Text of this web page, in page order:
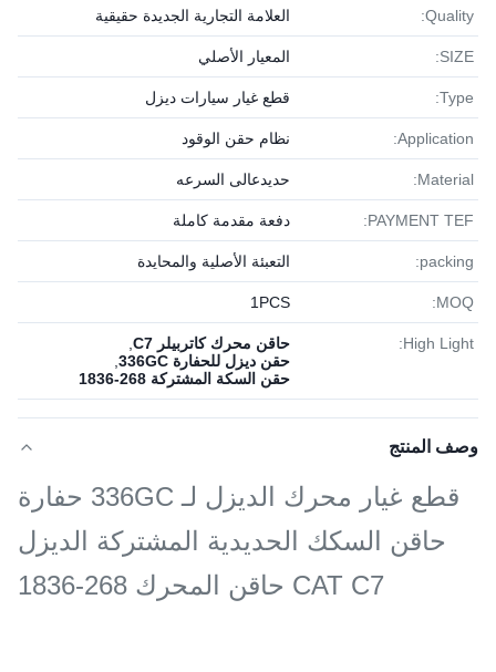
Quality: العلامة التجارية الجديدة حقيقية
SIZE: المعيار الأصلي
Type: قطع غيار سيارات ديزل
Application: نظام حقن الوقود
Material: حديدعالى السرعه
PAYMENT TEF: دفعة مقدمة كاملة
packing: التعبئة الأصلية والمحايدة
MOQ:
1PСS
High Light: حاقن محرك كاتربيلر C7
حقن ديزل للحفارة 336GC
حقن السكة المشتركة 268-1836
وصف المنتج
قطع غيار محرك الديزل لـ 336GC حفارة
حاقن السكك الحديدية المشتركة الديزل
CAT C7 حاقن المحرك 268-1836